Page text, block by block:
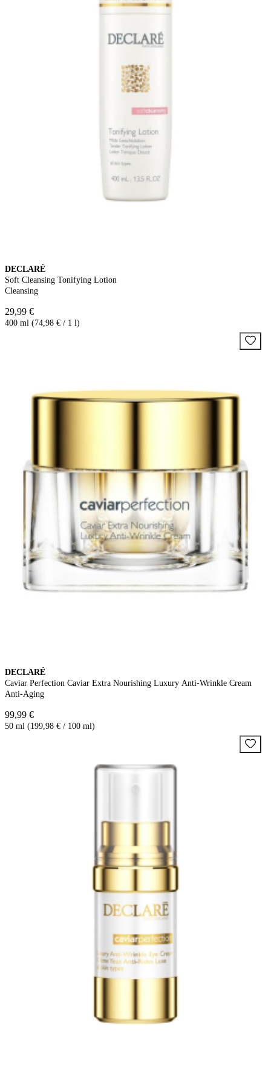
DECLARÉ
Soft Cleansing Tonifying Lotion
Cleansing
29,99 €
400 ml (74,98 € / 1 l)
DECLARÉ
Caviar Perfection Caviar Extra Nourishing Luxury Anti-Wrinkle Cream
Anti-Aging
99,99 €
50 ml (199,98 € / 100 ml)